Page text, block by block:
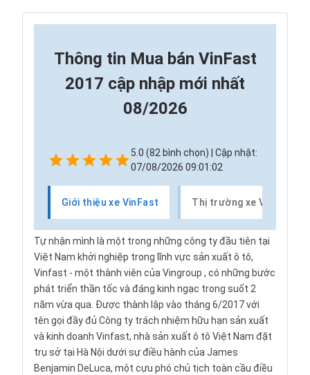
Thông tin Mua bán VinFast
2017 cập nhập mới nhất
08/2026
5.0 (82 bình chọn) | Cập nhật:
07/08/2026 09:01:02
Giới thiệu xe VinFast Thị trường xe VinFast
Tự nhận mình là một trong những công ty đầu tiên tại
Việt Nam khởi nghiệp trong lĩnh vực sản xuất ô tô,
Vinfast - một thành viên củaVingroup , có những bước
phát triển thần tốc và đáng kinh ngạc trong suốt 2
năm vừa qua. Được thành lập vào tháng 6/2017 với
tên gọi đầy đủ Công ty trách nhiệm hữu hạn sản xuất
và kinh doanh Vinfast, nhà sản xuất ô tô Việt Nam đặt
trụ sở tại Hà Nội dưới sự điều hành của James
Benjamin DeLuca, một cựu phó chủ tịch toàn cầu điều